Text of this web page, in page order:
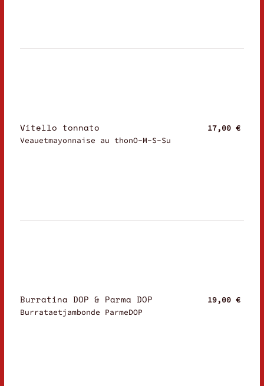
Vitello tonnato
Veauetmayonnaise au thonO-M-S-Su
17,00 €
Burratina DOP & Parma DOP
Burrataetjambonde ParmeDOP
19,00 €